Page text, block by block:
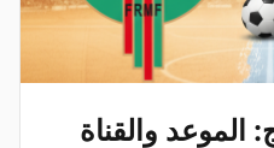
الموعد والقناة